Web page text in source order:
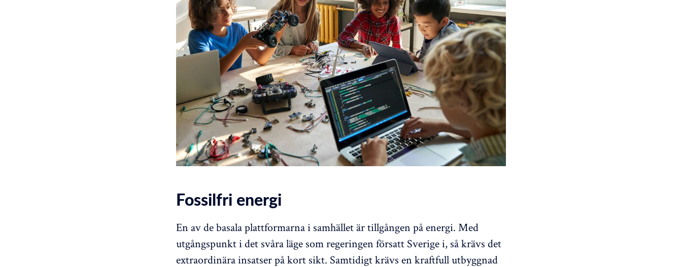
Fossilfri energi
En av de basala plattformarna i samhället är tillgången på energi. Med
utgångspunkt i det svåra läge som regeringen försatt Sverige i, så krävs det
extraordinära insatser på kort sikt. Samtidigt krävs en kraftfull utbyggnad